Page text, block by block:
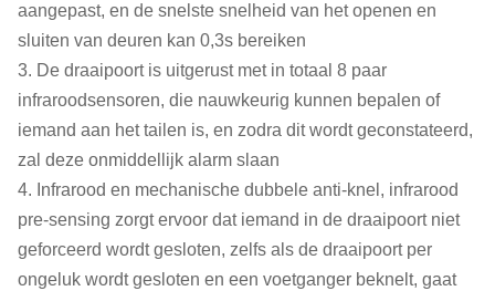
Kanaalframe 1,5 dik 304 roestvrij staal
Pakketgewicht
Ongeveer 65 KG (enkele
zijweg)
aangepast, en de snelste snelheid van het openen en
sluiten van deuren kan 0,3s bereiken
3. De draaipoort is uitgerust met in totaal 8 paar
infraroodsensoren, die nauwkeurig kunnen bepalen of
iemand aan het tailen is, en zodra dit wordt geconstateerd,
zal deze onmiddellijk alarm slaan
4. Infrarood en mechanische dubbele anti-knel, infrarood
pre-sensing zorgt ervoor dat iemand in de draaipoort niet
geforceerd wordt gesloten, zelfs als de draaipoort per
ongeluk wordt gesloten en een voetganger beknelt, gaat